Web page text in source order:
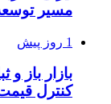
مسیر
1 روز پیش
بازار باز
کنترل